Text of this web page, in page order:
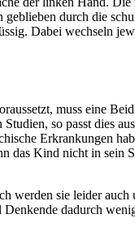
durch die
Dabei wechseln
muss eine
so passt dies
Erkrankungen
Kind nicht in sein
sie leider
dadurch